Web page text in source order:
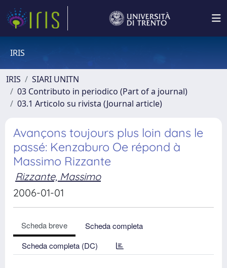
IRIS
IRIS
SIARI UNITN
03 Contributo in periodico (Part of a journal)
03.1 Articolo su rivista (Journal article)
Avançons toujours plus loin dans le
passé: Kenzaburo Oe répond à
Massimo Rizzante
Rizzante, Massimo
2006-01-01
Scheda breve
Scheda completa
Scheda completa (DC)